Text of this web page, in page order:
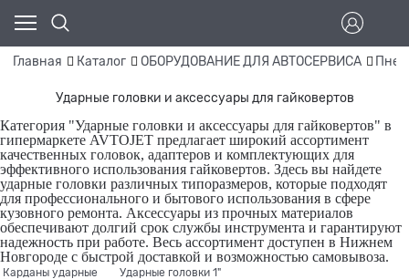
Главная Каталог ОБОРУДОВАНИЕ ДЛЯ АВТОСЕРВИСА
Ударные головки и аксессуары для гайковертов
Категория "Ударные головки и аксессуары для гайковертов" в
гипермаркете AVTOJET предлагает широкий ассортимент
качественных головок, адаптеров и комплектующих для
эффективного использования гайковертов. Здесь вы найдете
ударные головки различных типоразмеров, которые подходят
для профессионального и бытового использования в сфере
кузовного ремонта. Аксессуары из прочных материалов
обеспечивают долгий срок службы инструмента и гарантируют
надежность при работе. Весь ассортимент доступен в Нижнем
Новгороде с быстрой доставкой и возможностью самовывоза.
Карданы ударные
Ударные головки 1"